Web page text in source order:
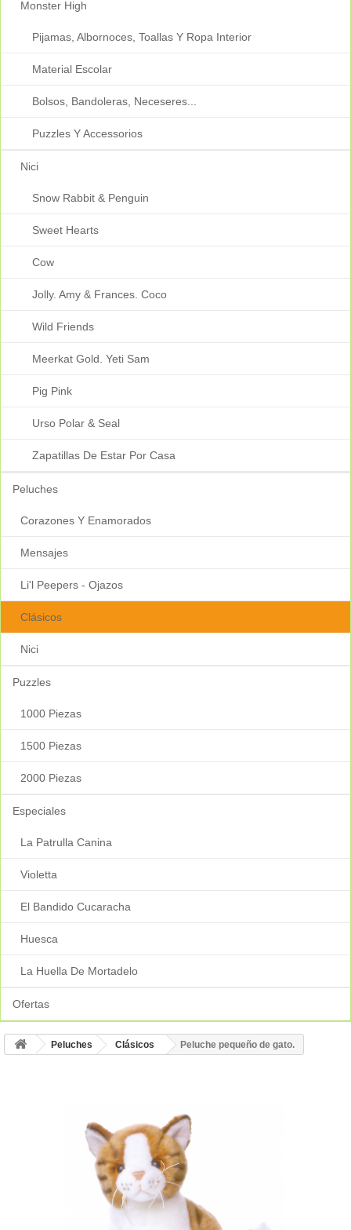
Monster High
Pijamas, Albornoces, Toallas Y Ropa Interior
Material Escolar
Bolsos, Bandoleras, Neceseres...
Puzzles Y Accessorios
Nici
Snow Rabbit & Penguin
Sweet Hearts
Cow
Jolly. Amy & Frances. Coco
Wild Friends
Meerkat Gold. Yeti Sam
Pig Pink
Urso Polar & Seal
Zapatillas De Estar Por Casa
Peluches
Corazones Y Enamorados
Mensajes
Li'l Peepers - Ojazos
Clásicos
Nici
Puzzles
1000 Piezas
1500 Piezas
2000 Piezas
Especiales
La Patrulla Canina
Violetta
El Bandido Cucaracha
Huesca
La Huella De Mortadelo
Ofertas
Peluches Clásicos Peluche pequeño de gato.